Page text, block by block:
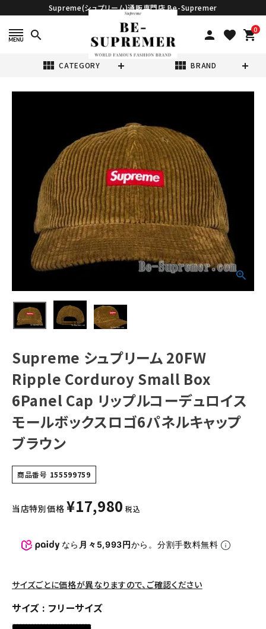
Supreme(シュプリーム)通販専門店 Be-Supremer
search person favorite 0
shopping_cart
view_module CATEGORY view_module BRAND
Supreme シュプ
リーム 20FW
Corduroy
Small Box
6Panel Cap リッ
プルコーデュロイ
ップ ブラウン
¥17,980 (税込)
CATEGORY
パーカー・トレーナー
ジャケット・アウター
キャップ・ハット
その他バッグ類
スニーカー・ブーツ
アクセサリー
COLLABORATION BRAND
SEASON
Supreme シュプリーム 20FW
Ripple Corduroy Small Box
6Panel Cap リップルコーデュロイス
モールボックスロゴ6パネルキャップ
ブラウン
商品番号 155599759
当店特別価格 ¥17,980 税込
なら 月々5,993円から。分割手数料無料
サイズごとに価格が異なりますので、ご確認ください
サイズ フリーサイズ